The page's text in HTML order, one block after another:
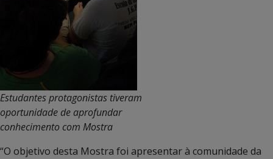
Estudantes protagonistas tiveram
oportunidade de aprofundar
conhecimento com Mostra
“O objetivo desta Mostra foi apresentar à comunidade da